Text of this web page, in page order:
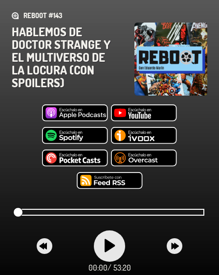
REBOOT #143
HABLEMOS DE
DOCTOR STRANGE Y
EL MULTIVERSO DE
LA LOCURA (CON
SPOILERS)
00:00/ 53:20